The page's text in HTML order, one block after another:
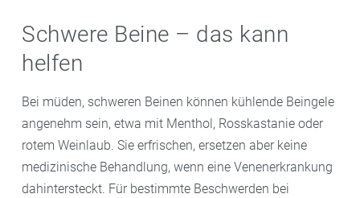
Schwere Beine – das kann
helfen
Bei müden, schweren Beinen können kühlende Beingele
angenehm sein, etwa mit Menthol, Rosskastanie oder
rotem Weinlaub. Sie erfrischen, ersetzen aber keine
medizinische Behandlung, wenn eine Venenerkrankung
dahintersteckt. Für bestimmte Beschwerden bei